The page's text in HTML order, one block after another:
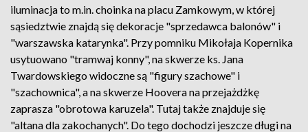
iluminacja to m.in. choinka na placu Zamkowym, w której
sąsiedztwie znajdą się dekoracje "sprzedawca balonów" i
"warszawska katarynka". Przy pomniku Mikołaja Kopernika
usytuowano "tramwaj konny", na skwerze ks. Jana
Twardowskiego widoczne są "figury szachowe" i
"szachownica", a na skwerze Hoovera na przejażdżkę
zaprasza "obrotowa karuzela". Tutaj także znajduje się
"altana dla zakochanych". Do tego dochodzi jeszcze długi na